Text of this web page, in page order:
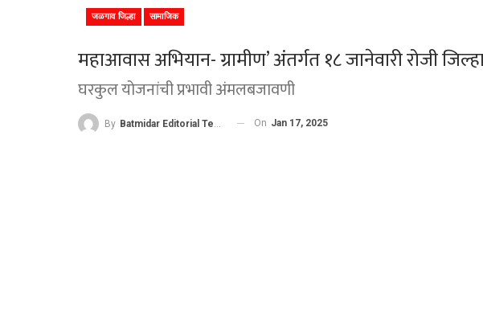
जळगाव जिल्हा सामाजिक
महाआवास अभियान- ग्रामीण’ अंतर्गत १८ जानेवारी रोजी
घरकुल योजनांची प्रभावी अंमलबजावणी
By Batmidar Editorial Team On Jan 17, 2025